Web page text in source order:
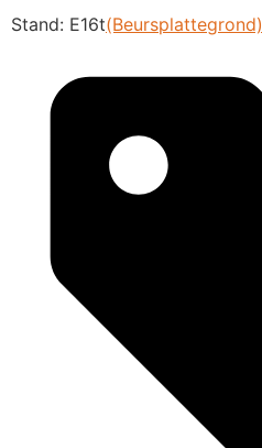
Stand: E16t(Beursplattegrond)